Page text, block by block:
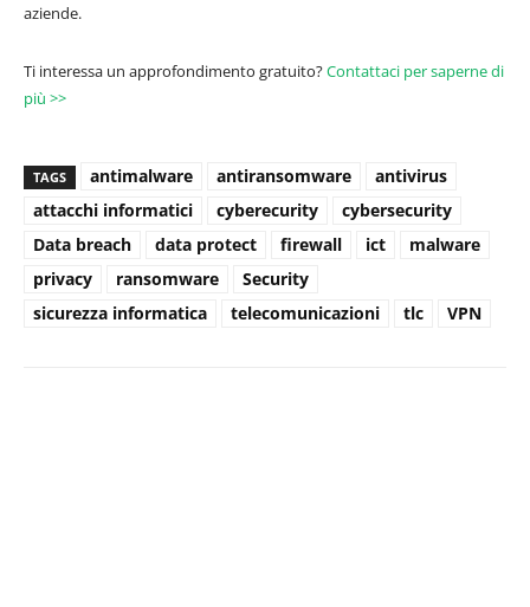
aziende.
Ti interessa un approfondimento gratuito?Contattaci per saperne di
più >>
TAGS antimalware antiransomware
antivirus
attacchi informatici
cyberecurity
cybersecurity
Data breach
data protect firewall ict
malware
privacy
ransomware
Security
sicurezza informatica
telecomunicazioni tlc VPN